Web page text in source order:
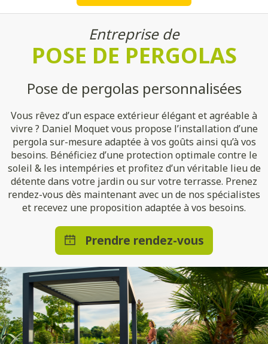
Entreprise de
POSE DE PERGOLAS
Pose de pergolas personnalisées
Vous rêvez d’un espace extérieur élégant et agréable à
vivre ? Daniel Moquet vous propose l’installation d’une
pergola sur-mesure adaptée à vos goûts ainsi qu’à vos
besoins. Bénéficiez d’une protection optimale contre le
soleil & les intempéries et profitez d’un véritable lieu de
détente dans votre jardin ou sur votre terrasse. Prenez
rendez-vous dès maintenant avec un de nos spécialistes
et recevez une proposition adaptée à vos besoins.
Prendre rendez-vous